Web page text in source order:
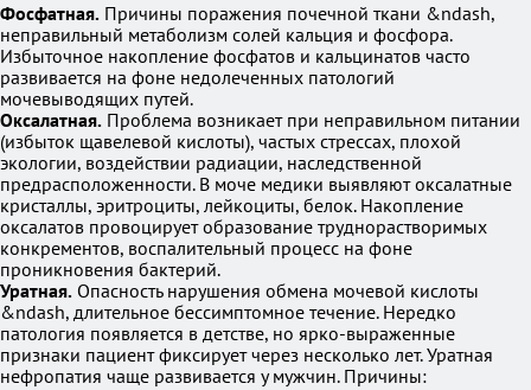
Фосфатная. Причины поражения почечной ткани &ndash,
неправильный метаболизм солей кальция и фосфора.
Избыточное накопление фосфатов и кальцинатов часто
развивается на фоне недолеченных патологий
мочевыводящих путей.
Оксалатная. Проблема возникает при неправильном питании
(избыток щавелевой кислоты), частых стрессах, плохой
экологии, воздействии радиации, наследственной
предрасположенности. В моче медики выявляют оксалатные
кристаллы, эритроциты, лейкоциты, белок. Накопление
оксалатов провоцирует образование труднорастворимых
конкрементов, воспалительный процесс на фоне
проникновения бактерий.
Уратная. Опасность нарушения обмена мочевой кислоты
&ndash, длительное бессимптомное течение. Нередко
патология появляется в детстве, но ярко-выраженные
признаки пациент фиксирует через несколько лет. Уратная
нефропатия чаще развивается у мужчин. Причины: